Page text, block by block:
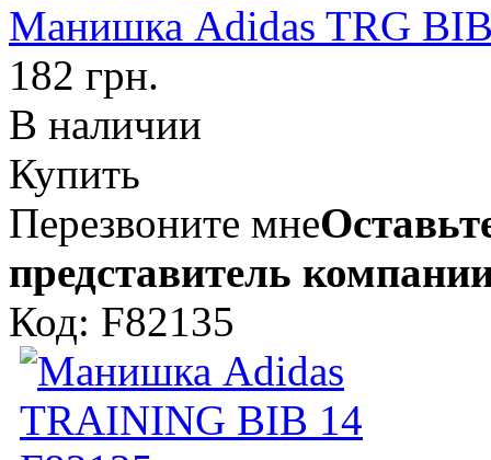
Манишка Adidas TRG
182 грн.
В наличии
Купить
Перезвоните мне
представитель
Код: F82135